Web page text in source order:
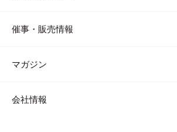
催事・販売情報
マガジン
会社情報